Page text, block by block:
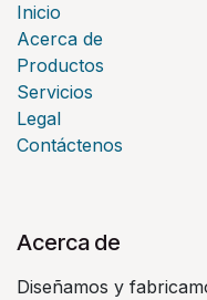
Inicio
Acerca de
Productos
Servicios
Legal
Contáctenos
Acerca de
Diseñamos y